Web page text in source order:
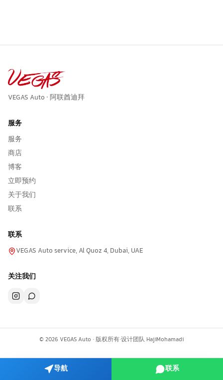
VEGAS Auto · 阿联酋迪拜
服务
服务
商店
博客
立即预约
关于我们
联系
联系
VEGAS Auto service, Al Quoz 4, Dubai, UAE
关注我们
© 2026 VEGAS Auto ·版权所有·设计团队 HajiMohamadi
导航 联系